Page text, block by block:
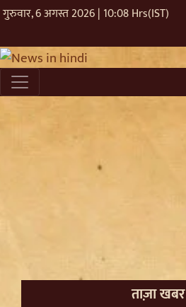
गुरुवार, 6 अगस्त 2026 | 10:08 Hrs(IST)
ताज़ा खबर